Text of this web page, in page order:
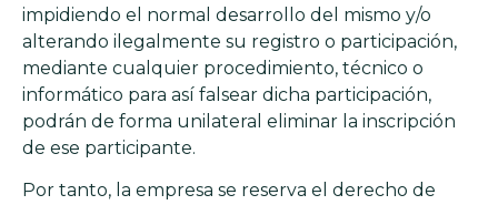
impidiendo el normal desarrollo del mismo y/o
alterando ilegalmente su registro o participación,
mediante cualquier procedimiento, técnico o
informático para así falsear dicha participación,
podrán de forma unilateral eliminar la inscripción
de ese participante.
Por tanto, la empresa se reserva el derecho de